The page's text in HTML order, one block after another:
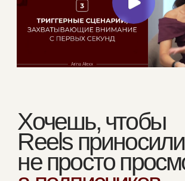
с разбором текущей твоей ситуации.
Специально для тех, кто решил изменить
свою жизнь, я дарю бесплатную
консультацию, где ты получишь
пошаговую стратегию в блоге именно
твоей ситуации
Моя помощница свяжется с тобой лично:
Хочешь, чтобы
Reels приносили
не просто просмотры,
а подписчиков,